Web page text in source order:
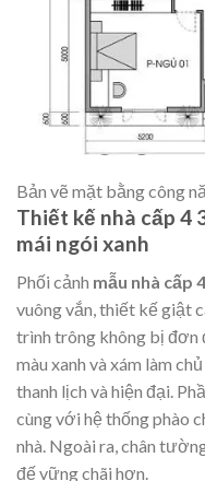
Bản vẽ mặt bằng công
Thiết kế nhà cấp 4
mái ngói xanh
Phối cảnh mẫu nhà cấp
vuông vắn, thiết kế giật
trình trông không bị đơn
màu xanh và xám làm
thanh lịch và hiện đại.
cùng với hệ thống phào
nhà. Ngoài ra, chân
đế vững chãi hơn.